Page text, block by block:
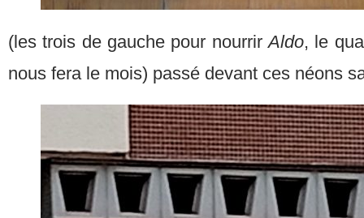
(les trois de gauche pour nourrirAldo, le
nous fera le mois) passé devant ces néons